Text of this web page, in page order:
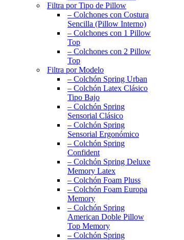
Filtra por Tipo de Pillow
– Colchones con Costura
Sencilla (Pillow Interno)
– Colchones con 1 Pillow
Top
– Colchones con 2 Pillow
Top
Filtra por Modelo
– Colchón Spring Urban
– Colchón Latex Clásico
Tipo Bajo
– Colchón Spring
Sensorial Clásico
– Colchón Spring
Sensorial Ergonómico
– Colchón Spring
Confident
– Colchón Spring Deluxe
Memory Latex
– Colchón Foam Pluss
– Colchón Foam Europa
Memory
– Colchón Spring
American Doble Pillow
Top Memory
– Colchón Spring